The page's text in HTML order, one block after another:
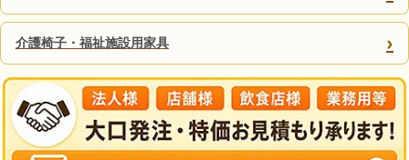
介護椅子・福祉施設用家具 ›